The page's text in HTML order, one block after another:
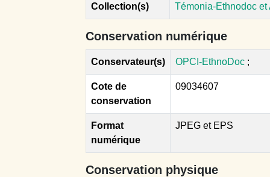
Collection(s) Témonia-Ethnodoc
Conservation numérique
Conservateur(s) OPCI-EthnoDoc ;
Cote de
conservation
09034607
Format
numérique
JPEG et EPS
Conservation physique